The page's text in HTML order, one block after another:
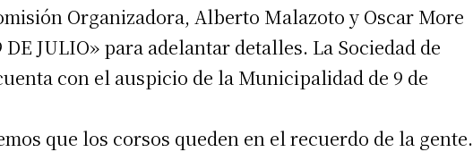
Organizadora, Alberto Malazoto y Oscar More
JULIO» para adelantar detalles. La Sociedad de
con el auspicio de la Municipalidad de 9 de
que los corsos queden en el recuerdo de la gente.